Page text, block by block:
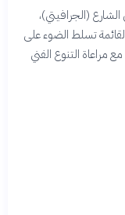
(الجرافيتي)،
تسلط الضوء على
التنوع الفني